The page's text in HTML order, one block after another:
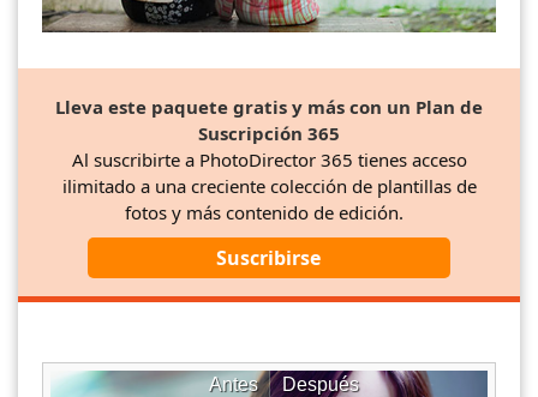
Lleva este paquete gratis y más con un Plan de
Suscripción 365
Al suscribirte a PhotoDirector 365 tienes acceso
ilimitado a una creciente colección de plantillas de
fotos y más contenido de edición.
Suscribirse
Después
Antes